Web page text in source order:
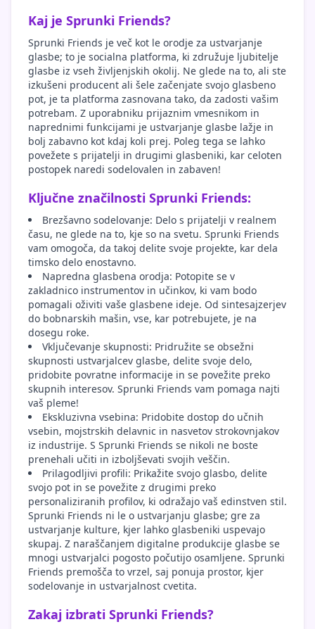
Kaj je Sprunki Friends?
Sprunki Friends je več kot le orodje za ustvarjanje
glasbe; to je socialna platforma, ki združuje ljubitelje
glasbe iz vseh življenjskih okolij. Ne glede na to, ali ste
izkušeni producent ali šele začenjate svojo glasbeno
pot, je ta platforma zasnovana tako, da zadosti vašim
potrebam. Z uporabniku prijaznim vmesnikom in
naprednimi funkcijami je ustvarjanje glasbe lažje in
bolj zabavno kot kdaj koli prej. Poleg tega se lahko
povežete s prijatelji in drugimi glasbeniki, kar celoten
postopek naredi sodelovalen in zabaven!
Ključne značilnosti Sprunki Friends:
Brezšavno sodelovanje: Delo s prijatelji v realnem
času, ne glede na to, kje so na svetu. Sprunki Friends
vam omogoča, da takoj delite svoje projekte, kar dela
timsko delo enostavno.
Napredna glasbena orodja: Potopite se v
zakladnico instrumentov in učinkov, ki vam bodo
pomagali oživiti vaše glasbene ideje. Od sintesajzerjev
do bobnarskih mašin, vse, kar potrebujete, je na
dosegu roke.
Vključevanje skupnosti: Pridružite se obsežni
skupnosti ustvarjalcev glasbe, delite svoje delo,
pridobite povratne informacije in se povežite preko
skupnih interesov. Sprunki Friends vam pomaga najti
vaš pleme!
Ekskluzivna vsebina: Pridobite dostop do učnih
vsebin, mojstrskih delavnic in nasvetov strokovnjakov
iz industrije. S Sprunki Friends se nikoli ne boste
prenehali učiti in izboljševati svojih veščin.
Prilagodljivi profili: Prikažite svojo glasbo, delite
svojo pot in se povežite z drugimi preko
personaliziranih profilov, ki odražajo vaš edinstven stil.
Sprunki Friends ni le o ustvarjanju glasbe; gre za
ustvarjanje kulture, kjer lahko glasbeniki uspevajo
skupaj. Z naraščanjem digitalne produkcije glasbe se
mnogi ustvarjalci pogosto počutijo osamljene. Sprunki
Friends premošča to vrzel, saj ponuja prostor, kjer
sodelovanje in ustvarjalnost cvetita.
Zakaj izbrati Sprunki Friends?